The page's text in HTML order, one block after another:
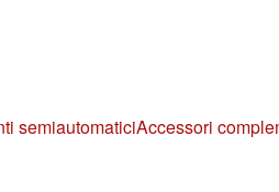
semiautomaticiAccessori